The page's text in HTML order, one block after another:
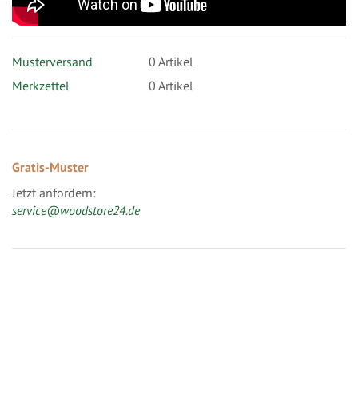
Musterversand 0 Artikel
Merkzettel
0 Artikel
Gratis-Muster
Jetzt anfordern:
service@woodstore24.de